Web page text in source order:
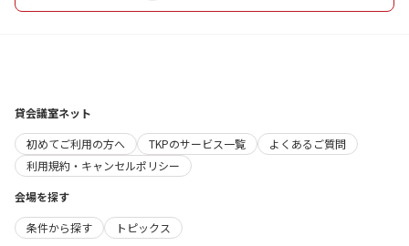
貸会議室ネット
初めてご利用の方へ
TKPのサービス一覧
よくあるご質問
利用規約・キャンセルポリシー
会場を探す
条件から探す
トピックス